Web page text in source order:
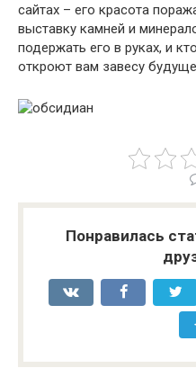
сайтах – его красота
выставку камней и
подержать его в руках, и
откроют вам завесу
Понравилась